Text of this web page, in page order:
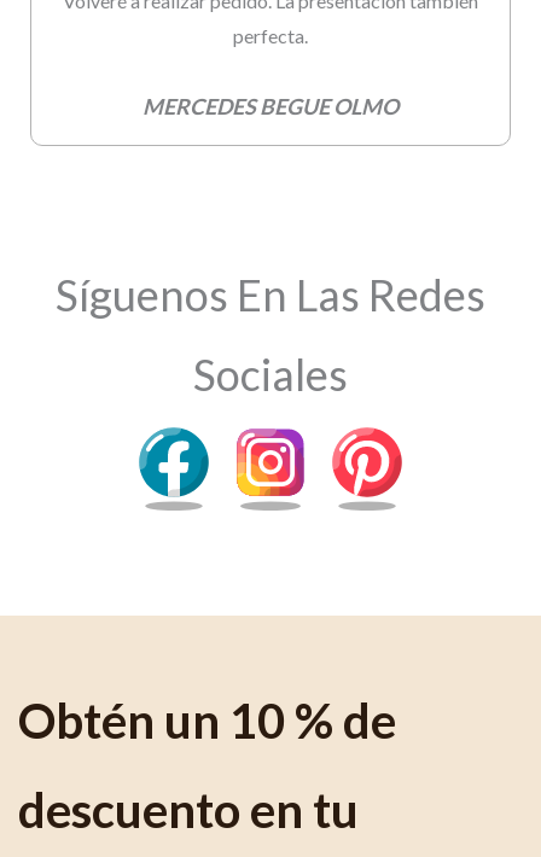
perfecta.
MERCEDES BEGUE OLMO
Síguenos En Las Redes
Sociales
Obtén un 10 % de
descuento en tu